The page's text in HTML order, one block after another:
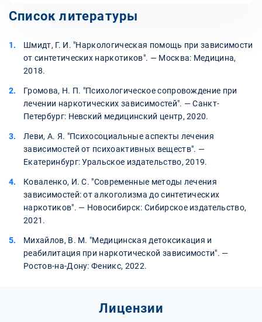
Список литературы
Шмидт, Г. И. "Наркологическая помощь при зависимости
от синтетических наркотиков". — Москва: Медицина,
2018.
Громова, Н. П. "Психологическое сопровождение при
лечении наркотических зависимостей". — Санкт-
Петербург: Невский медицинский центр, 2020.
Леви, А. Я. "Психосоциальные аспекты лечения
зависимостей от психоактивных веществ". —
Екатеринбург: Уральское издательство, 2019.
Коваленко, И. С. "Современные методы лечения
зависимостей: от алкоголизма до синтетических
наркотиков". — Новосибирск: Сибирское издательство,
2021.
Михайлов, В. М. "Медицинская детоксикация и
реабилитация при наркотической зависимости". —
Ростов-на-Дону: Феникс, 2022.
Лицензии